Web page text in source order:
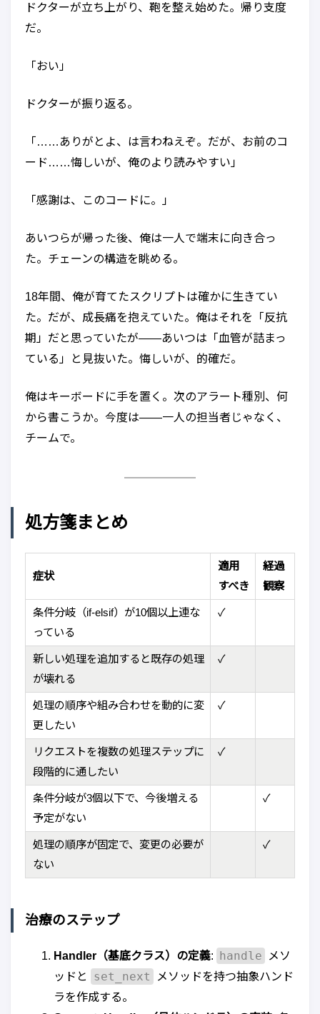
ドクターが立ち上がり、鞄を整え始めた。帰り支度
だ。
「おい」
ドクターが振り返る。
「……ありがとよ、は言わねえぞ。だが、お前のコ
ード……悔しいが、俺のより読みやすい」
「感謝は、このコードに。」
あいつらが帰った後、俺は一人で端末に向き合っ
た。チェーンの構造を眺める。
18年間、俺が育てたスクリプトは確かに生きてい
た。だが、成長痛を抱えていた。俺はそれを「反抗
期」だと思っていたが——あいつは「血管が詰まっ
ている」と見抜いた。悔しいが、的確だ。
俺はキーボードに手を置く。次のアラート種別、何
から書こうか。今度は——一人の担当者じゃなく、
チームで。
処方箋まとめ
症状
適用
すべき
経過
観察
条件分岐（if-elsif）が10個以上連な
っている
✓
新しい処理を追加すると既存の処理
が壊れる
✓
処理の順序や組み合わせを動的に変
更したい
✓
リクエストを複数の処理ステップに
段階的に通したい
✓
条件分岐が3個以下で、今後増える
予定がない
✓
処理の順序が固定で、変更の必要が
ない
✓
治療のステップ
Handler（基底クラス）の定義: handle
メソ
ッドと
set_next
メソッドを持つ抽象ハンド
ラを作成する。